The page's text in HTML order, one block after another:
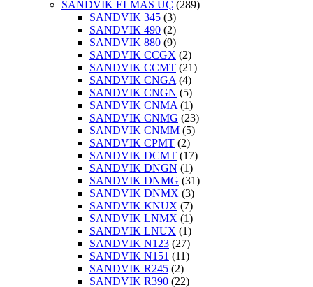
SANDVIK ELMAS UÇ (289)
SANDVIK 345 (3)
SANDVIK 490 (2)
SANDVIK 880 (9)
SANDVIK CCGX (2)
SANDVIK CCMT (21)
SANDVIK CNGA (4)
SANDVIK CNGN (5)
SANDVIK CNMA (1)
SANDVIK CNMG (23)
SANDVIK CNMM (5)
SANDVIK CPMT (2)
SANDVIK DCMT (17)
SANDVIK DNGN (1)
SANDVIK DNMG (31)
SANDVIK DNMX (3)
SANDVIK KNUX (7)
SANDVIK LNMX (1)
SANDVIK LNUX (1)
SANDVIK N123 (27)
SANDVIK N151 (11)
SANDVIK R245 (2)
SANDVIK R390 (22)